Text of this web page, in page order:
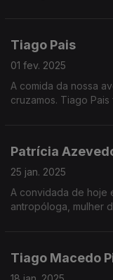
Tiago Pais
01 fev. 2025
A comida da nossa
cruzamos. Tiago
Patrícia
25 jan. 2025
A convidada de hoje
antropóloga, mulher
Tiago Macedo